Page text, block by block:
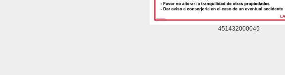
451432000045